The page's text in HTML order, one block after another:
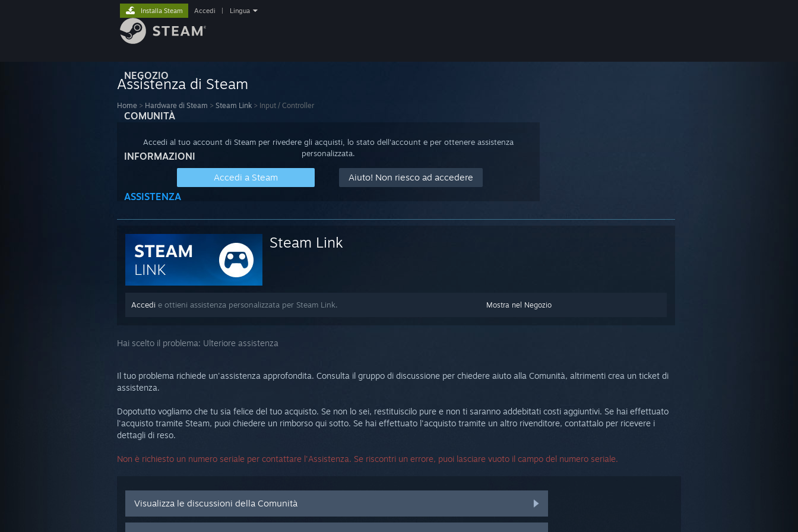
NEGOZIO
COMUNITÀ
INFORMAZIONI
ASSISTENZA
Installa Steam Accedi Lingua
Assistenza di Steam
Home > Hardware di Steam > Steam Link > Input / Controller
Accedi al tuo account di Steam per rivedere gli acquisti, lo stato dell'account e per ottenere assistenza
personalizzata.
Accedi a Steam Aiuto! Non riesco ad accedere
Steam Link
Mostra nel Negozio
Accedi e ottieni assistenza personalizzata per Steam Link.
Hai scelto il problema: Ulteriore assistenza
Il tuo problema richiede un'assistenza approfondita. Consulta il gruppo di discussione per chiedere aiuto alla Comunità, altrimenti crea un ticket di
assistenza.
Dopotutto vogliamo che tu sia felice del tuo acquisto. Se non lo sei, restituiscilo pure e non ti saranno addebitati costi aggiuntivi. Se hai effettuato
l'acquisto tramite Steam, puoi chiedere un rimborso qui sotto. Se hai effettuato l'acquisto tramite un altro rivenditore, contattalo per ricevere i
dettagli di reso.
Non è richiesto un numero seriale per contattare l'Assistenza. Se riscontri un errore, puoi lasciare vuoto il campo del numero seriale.
Visualizza le discussioni della Comunità